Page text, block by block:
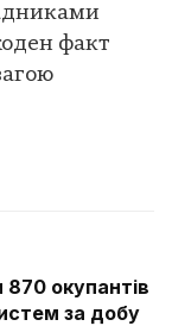
факт
870 окупантів
за добу